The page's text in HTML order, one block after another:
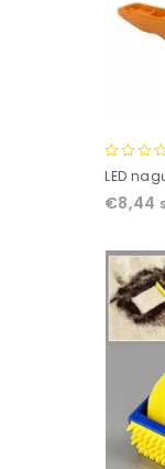
0
of
LED
€8,44